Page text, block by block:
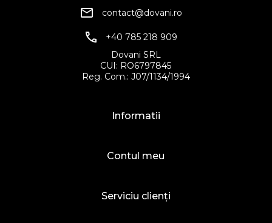
contact@dovani.ro
+40 785 218 909
Dovani SRL
CUI: RO6797845
Reg. Com.: J07/1134/1994
Informatii
Contul meu
Serviciu clienți